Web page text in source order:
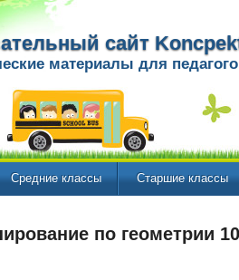
сайт
материалы для
Средние классы Старшие классы
по геометрии 10